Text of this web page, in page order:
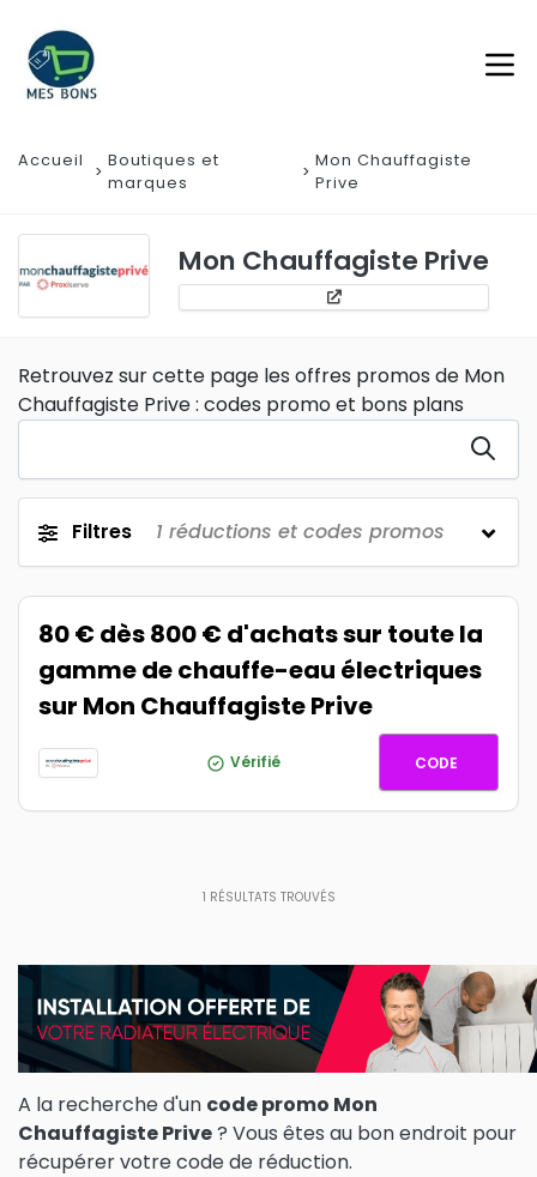
Accueil
Boutiques et
marques
Mon Chauffagiste
Prive
Mon Chauffagiste Prive
Retrouvez sur cette page les offres promos de Mon
Chauffagiste Prive : codes promo et bons plans
Filtres 1 réductions et codes promos
80 € dès 800 € d'achats sur toute la
gamme de chauffe-eau électriques
sur Mon Chauffagiste Prive
Vérifié CODE
1 RÉSULTATS TROUVÉS
A la recherche d'un code promo Mon
Chauffagiste Prive? Vous êtes au bon endroit pour
récupérer votre code de réduction.